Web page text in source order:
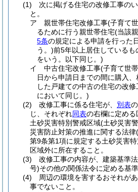
(1)
次に掲げる住宅の改修工事の
と。
ア
親世帯住宅改修工事(子育て
るために行う親世帯住宅(当該
5条の規定による申請を行った
う。)前5年以上居住しているも
をいう。以下同じ。)
イ
中古住宅改修工事(子育て世
日から申請日までの間に購入
した戸建ての中古の住宅の改修
において同じ。)
(2)
改修工事に係る住宅が、 別表
じ、それぞれ同表の右欄に定める
土砂災害特別警戒区域(土砂災害
災害防止対策の推進に関する法律
第9条第1項に規定する土砂災害
区域外に所在すること。
(3)
改修工事の内容が、建築基準法
号)その他の関係法令に定める基
(4)
周辺の環境を害するおそれが
事でないこと。